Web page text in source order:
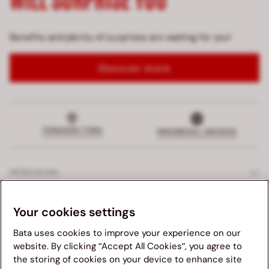
Kami menganjurkan anda untuk mengunjungi website Bata
Benefits and plenty of surprises are waiting for you!
Discover more
INDONESIA | BAHASA
PERUSAHAAN
HUKUM
Your cookies settings
Bata uses cookies to improve your experience on our
website. By clicking “Accept All Cookies”, you agree to
the storing of cookies on your device to enhance site